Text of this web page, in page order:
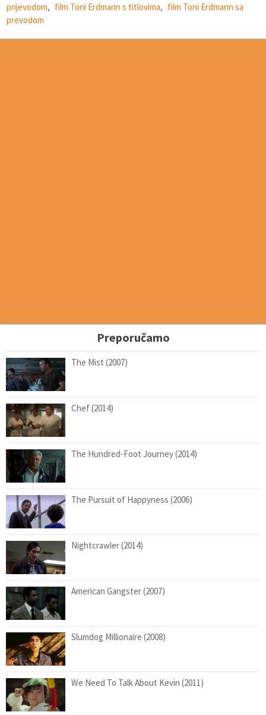
prijevodom, film Toni Erdmann s titlovima, film Toni Erdmann sa
prevodom
Preporučamo
The Mist (2007)
Chef (2014)
The Hundred-Foot Journey (2014)
The Pursuit of Happyness (2006)
Nightcrawler (2014)
American Gangster (2007)
Slumdog Millionaire (2008)
We Need To Talk About Kevin (2011)